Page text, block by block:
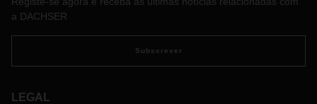
a DACHSER
Subscrever
LEGAL